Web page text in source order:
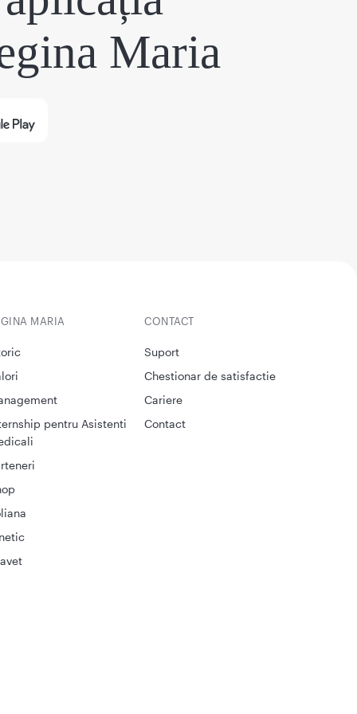
Maria
CONTACT
Suport
Chestionar de satisfactie
Cariere
Contact
MARIA
pentru Asistenti